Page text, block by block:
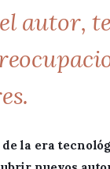
autor,
la era